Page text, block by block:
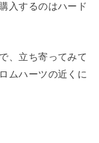
入するのはハード
、立ち寄ってみて
ムハーツの近くに